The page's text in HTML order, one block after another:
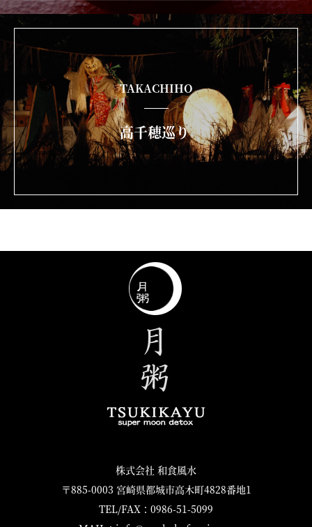
TAKACHIHO
高千穂巡り
株式会社 和食風水
〒885-0003 宮崎県都城市高木町4828番地1
TEL/FAX：0986-51-5099